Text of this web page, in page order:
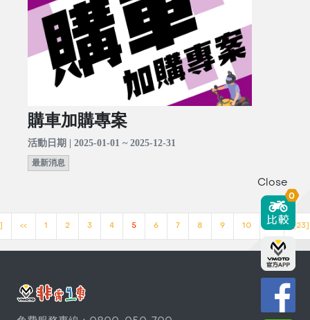
購車加購專案
活動日期 | 2025-01-01 ~ 2025-12-31
最新消息
<< 1 2 3 4 5 6 7 8 9 10 >> [23]
Close
0